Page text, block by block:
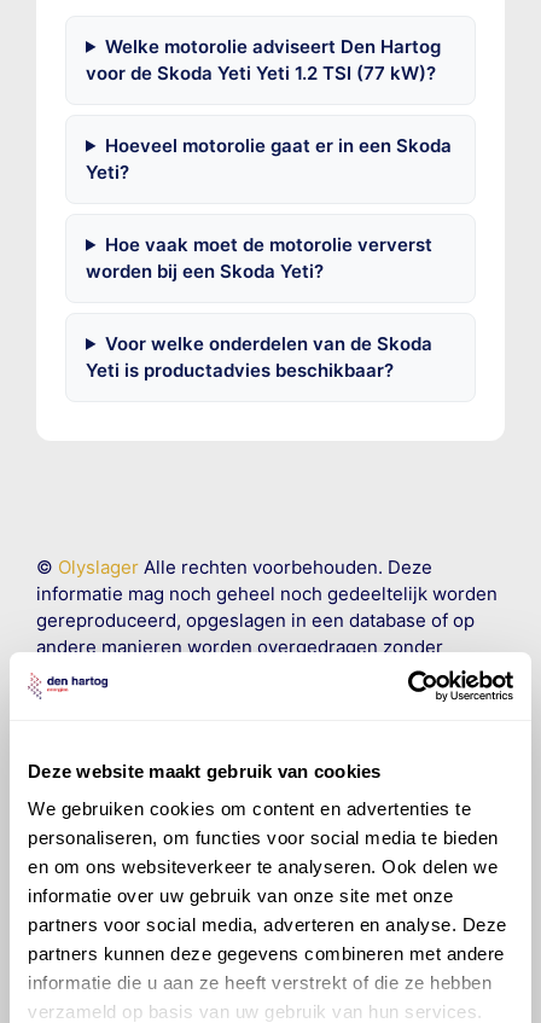
Deze website maakt gebruik van cookies
We gebruiken cookies om content en advertenties te
personaliseren, om functies voor social media te bieden
en om ons websiteverkeer te analyseren. Ook delen we
informatie over uw gebruik van onze site met onze
partners voor social media, adverteren en analyse. Deze
partners kunnen deze gegevens combineren met andere
informatie die u aan ze heeft verstrekt of die ze hebben
verzameld op basis van uw gebruik van hun services.
Welke motorolie adviseert Den Hartog
voor de Skoda Yeti Yeti 1.2 TSI (77 kW)?
Hoeveel motorolie gaat er in een Skoda
Yeti?
Hoe vaak moet de motorolie ververst
worden bij een Skoda Yeti?
Voor welke onderdelen van de Skoda
Yeti is productadvies beschikbaar?
© OlyslagerAlle rechten voorbehouden. Deze
informatie mag noch geheel noch gedeeltelijk worden
gereproduceerd, opgeslagen in een database of op
andere manieren worden overgedragen zonder
voorafgaande schriftelijke toestemming van Olyslager
Organisation B.V. Hoewel alles in het werk is gesteld
aansprakelijkheid aanvaard, anders dan waartoe een
wettelijke verplichting bestaat, voor schade of verlies
veroorzaakt door fouten of omissies in de verstrekte
informatie. Door deze olieaanbevelingsinformatie te
raadplegen en te gebruiken erkent de gebruiker dat
hij/zij de ervaring, de kennis en het vermogen heeft
om de vereiste onderhoudswerkzaamheden op een
veilige en verantwoorde manier uit te voeren. Hij/zij
vrijwaart en indemniseert de uitgever enDen Hartog